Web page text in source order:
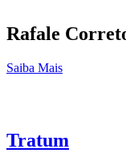
Rafale
Saiba Mais
Tratum